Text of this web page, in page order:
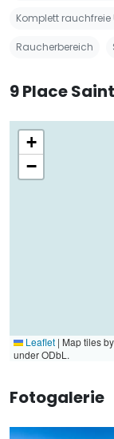
Komplett rauchfreie
Raucherbereich
9 Place
+
−
Leaflet | Map tiles by
under ODbL.
Fotogalerie